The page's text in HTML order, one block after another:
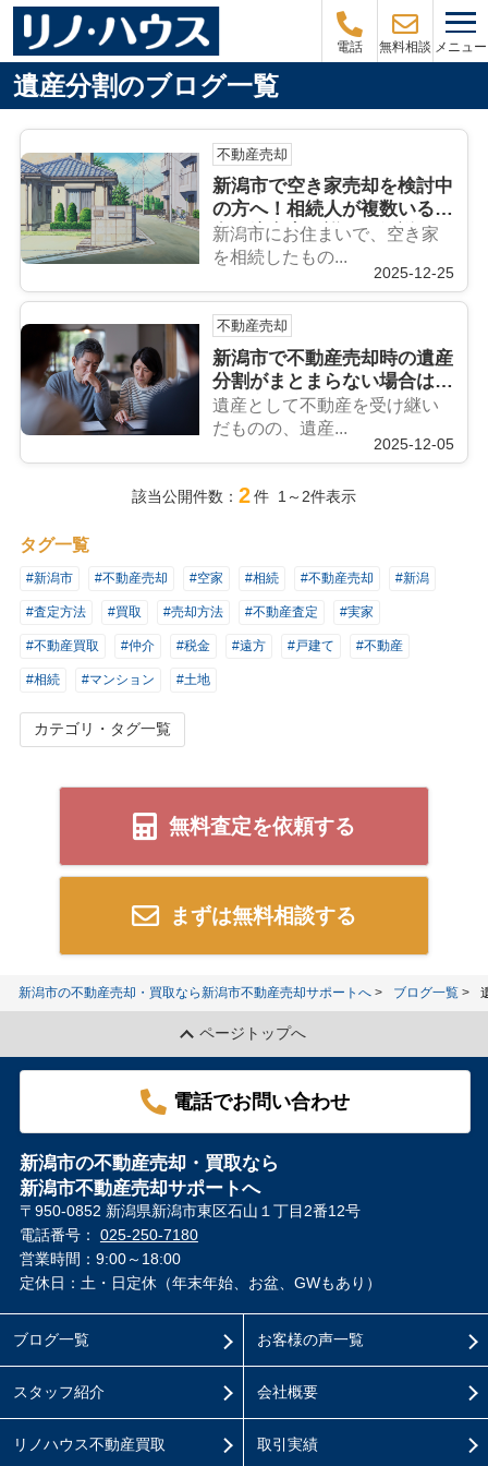
電話 無料相談 メニュー
遺産分割のブログ一覧
不動産売却
新潟市で空き家売却を検討中
の方へ！相続人が複数いる場
合の注意点を詳しく解説
新潟市にお住まいで、空き家
を相続したもの...
2025-12-25
不動産売却
新潟市で不動産売却時の遺産
分割がまとまらない場合は？
進め方や注意点を解説
遺産として不動産を受け継い
だものの、遺産...
2025-12-05
該当公開件数： 2件 1～2件表示
タグ一覧
#新潟市 #不動産売却 #空家 #相続 #不動産売却 #新潟
#査定方法 #買取 #売却方法 #不動産査定 #実家
#不動産買取 #仲介 #税金 #遠方 #戸建て #不動産
#相続 #マンション #土地
カテゴリ・タグ一覧
無料査定を依頼する
まずは無料相談する
新潟市の不動産売却・買取なら新潟市不動産売却サポートへ ブログ一覧
ページトップへ
電話でお問い合わせ
新潟市の不動産売却・買取なら
新潟市不動産売却サポートへ
〒950-0852 新潟県新潟市東区石山１丁目2番12号
電話番号： 025-250-7180
営業時間：9:00～18:00
定休日：土・日定休（年末年始、お盆、GWもあり）
ブログ一覧
スタッフ紹介
リノハウス不動産買取
お客様の声一覧
会社概要
取引実績